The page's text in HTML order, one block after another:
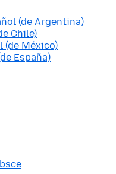
(de Argentina)
Chile)
(de México)
España)